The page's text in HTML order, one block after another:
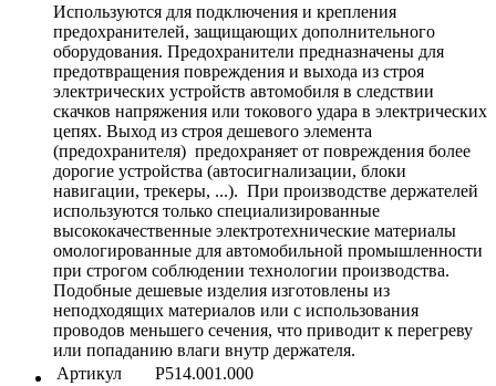
Используются для подключения и крепления
предохранителей, защищающих дополнительного
оборудования. Предохранители предназначены для
предотвращения повреждения и выхода из строя
электрических устройств автомобиля в следствии
скачков напряжения или токового удара в электрических
цепях. Выход из строя дешевого элемента
(предохранителя) предохраняет от повреждения более
дорогие устройства (автосигнализации, блоки
навигации, трекеры, ...). При производстве держателей
используются только специализированные
высококачественные электротехнические материалы
омологированные для автомобильной промышленности
при строгом соблюдении технологии производства.
Подобные дешевые изделия изготовлены из
неподходящих материалов или с использования
проводов меньшего сечения, что приводит к перегреву
или попаданию влаги внутр держателя.
Артикул
P514.001.000